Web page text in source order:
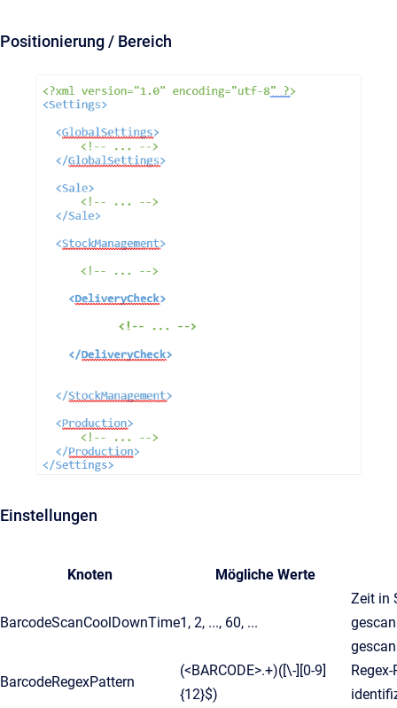
Positionierung / Bereich
Einstellungen
Knoten Mögliche Werte
BarcodeScanCoolDownTime1, 2, ..., 60, ...
Zeit in
BarcodeRegexPattern
(<BARCODE>.+)([\-][0-9]
{12}$)